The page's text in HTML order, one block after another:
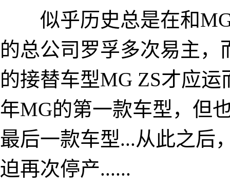
似乎历史总是在和MG
的总公司罗孚多次易主，
的接替车型MG ZS才应
年MG的第一款车型，但
最后一款车型...从此之后
迫再次停产......